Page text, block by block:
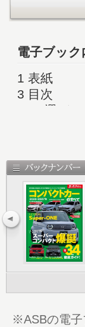
電子ブック
1 表紙
3 目次
4 EV選び
14 FIAT
15 国産EV
16 ホンダ
20 日産
24 日産
28 日産
32 トヨ
36 スバル
48 マツダ
※ASBの電子